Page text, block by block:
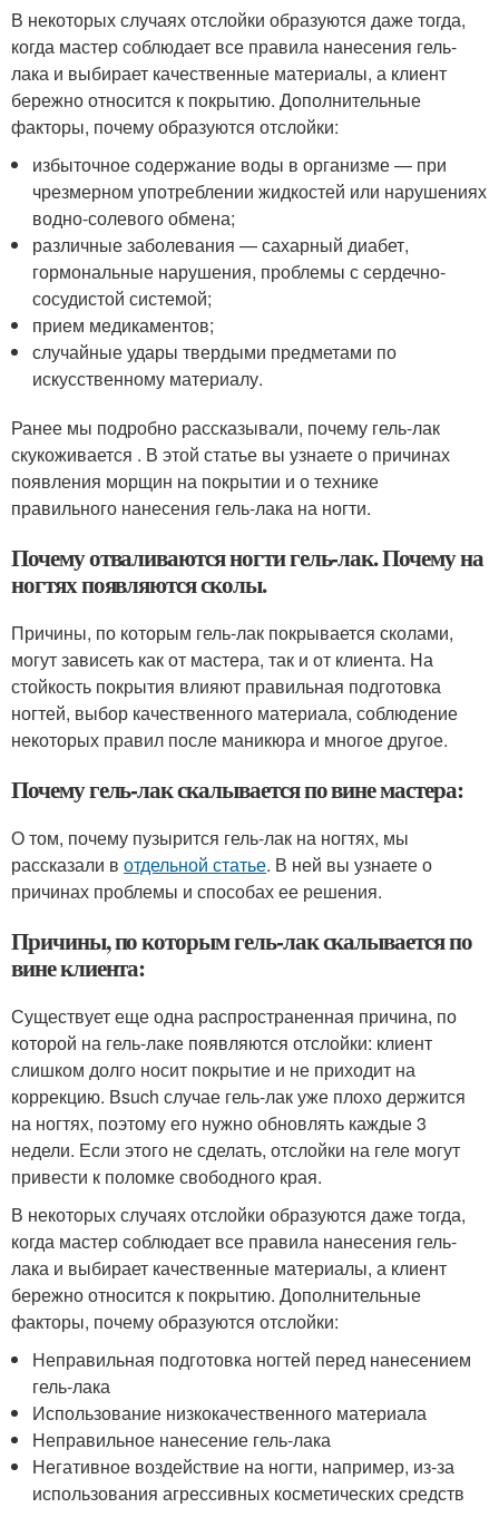
В некоторых случаях отслойки образуются даже тогда,
когда мастер соблюдает все правила нанесения гель-
лака и выбирает качественные материалы, а клиент
бережно относится к покрытию. Дополнительные
факторы, почему образуются отслойки:
избыточное содержание воды в организме — при
чрезмерном употреблении жидкостей или нарушениях
водно-солевого обмена;
различные заболевания — сахарный диабет,
гормональные нарушения, проблемы с сердечно-
сосудистой системой;
прием медикаментов;
случайные удары твердыми предметами по
искусственному материалу.
Ранее мы подробно рассказывали, почему гель-лак
скукоживается . В этой статье вы узнаете о причинах
появления морщин на покрытии и о технике
правильного нанесения гель-лака на ногти.
Почему отваливаются ногти гель-лак. Почему на
ногтях появляются сколы.
Причины, по которым гель-лак покрывается сколами,
могут зависеть как от мастера, так и от клиента. На
стойкость покрытия влияют правильная подготовка
ногтей, выбор качественного материала, соблюдение
некоторых правил после маникюра и многое другое.
Почему гель-лак скалывается по вине мастера:
О том, почему пузырится гель-лак на ногтях, мы
рассказали в отдельной статье. В ней вы узнаете о
причинах проблемы и способах ее решения.
Причины, по которым гель-лак скалывается по
вине клиента:
Существует еще одна распространенная причина, по
которой на гель-лаке появляются отслойки: клиент
слишком долго носит покрытие и не приходит на
коррекцию. Вsuch случае гель-лак уже плохо держится
на ногтях, поэтому его нужно обновлять каждые 3
недели. Если этого не сделать, отслойки на геле могут
привести к поломке свободного края.
В некоторых случаях отслойки образуются даже тогда,
когда мастер соблюдает все правила нанесения гель-
лака и выбирает качественные материалы, а клиент
бережно относится к покрытию. Дополнительные
факторы, почему образуются отслойки:
Неправильная подготовка ногтей перед нанесением
гель-лака
Использование низкокачественного материала
Неправильное нанесение гель-лака
Негативное воздействие на ногти, например, из-за
использования агрессивных косметических средств